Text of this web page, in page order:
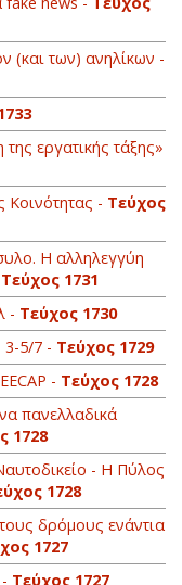
(και των) ανηλίκων -
εργατικής τάξης»
Κοινότητας - Τεύχος
Η αλληλεγγύη
Τεύχος 1731
- Τεύχος 1730
3-5/7 - Τεύχος 1729
- Τεύχος 1728
πανελλαδικά
1728
- Η Πύλος
1728
δρόμους ενάντια
1727
Τεύχος 1727